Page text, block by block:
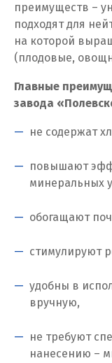
Ставрополь
Ступино
Сухой Лог
Сысерть
Т
Тверь
Тобольск
Томск
преимуществ –
подходят для
на которой
(плодовые,
Главные
завода
не содержат
повышают
минеральных
обогащают
стимулируют
удобны в
вручную,
не требуют
нанесению –